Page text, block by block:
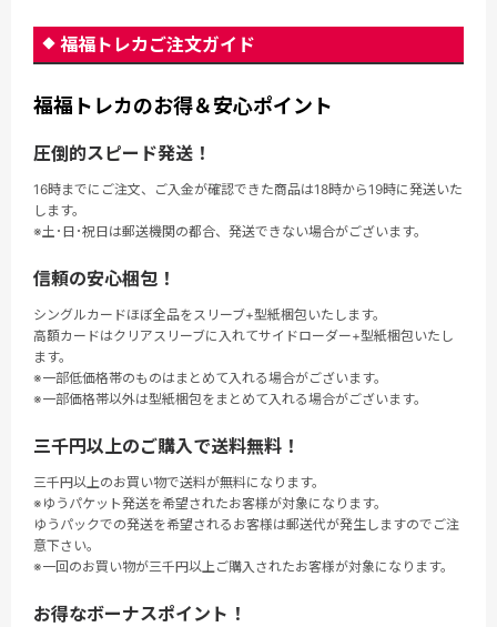
福福トレカご注文ガイド
福福トレカのお得＆安心ポイント
圧倒的スピード発送！
16時までにご注文、ご入金が確認できた商品は18時から19時に発送いた
します。
※土･日･祝日は郵送機関の都合、発送できない場合がございます。
信頼の安心梱包！
シングルカードほぼ全品をスリーブ+型紙梱包いたします。
高額カードはクリアスリーブに入れてサイドローダー+型紙梱包いたし
ます。
※一部低価格帯のものはまとめて入れる場合がございます。
※一部価格帯以外は型紙梱包をまとめて入れる場合がございます。
三千円以上のご購入で送料無料！
三千円以上のお買い物で送料が無料になります。
※ゆうパケット発送を希望されたお客様が対象になります。
ゆうパックでの発送を希望されるお客様は郵送代が発生しますのでご注
意下さい。
※一回のお買い物が三千円以上ご購入されたお客様が対象になります。
お得なボーナスポイント！